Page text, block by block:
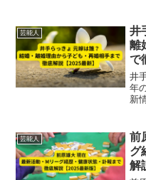
酒
デ
芸能人
井
離
で
井
年
新
芸能人
前
グ
解